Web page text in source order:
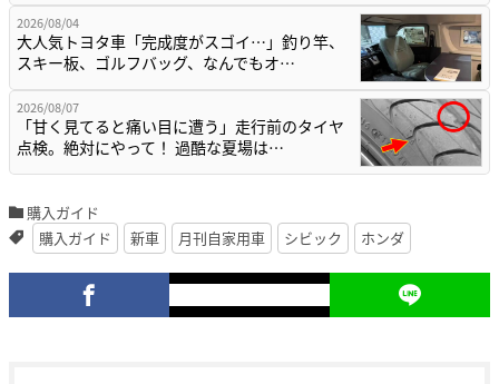
2026/08/04
大人気トヨタ車「完成度がスゴイ…」釣り竿、
スキー板、ゴルフバッグ、なんでもオ…
2026/08/07
「甘く見てると痛い目に遭う」走行前のタイヤ
点検。絶対にやって！ 過酷な夏場は…
購入ガイド
購入ガイド
新車 月刊自家用車 シビック ホンダ